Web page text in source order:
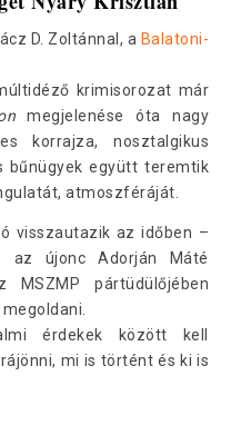
D. Zoltánnal, a Balatoni-
krimisorozat már
megjelenése óta nagy
korrajza, nosztalgikus
bűnügyek együtt teremtik
atmoszféráját.
visszautazik az időben –
az újonc Adorján Máté
pártüdülőjében
érdekek között kell
mi is történt és ki is